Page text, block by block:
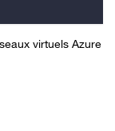
virtuels Azure